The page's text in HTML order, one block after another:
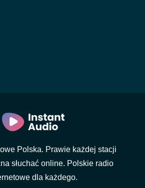
Polska. Prawie każdej stacji
słuchać online. Polskie radio
dla każdego.